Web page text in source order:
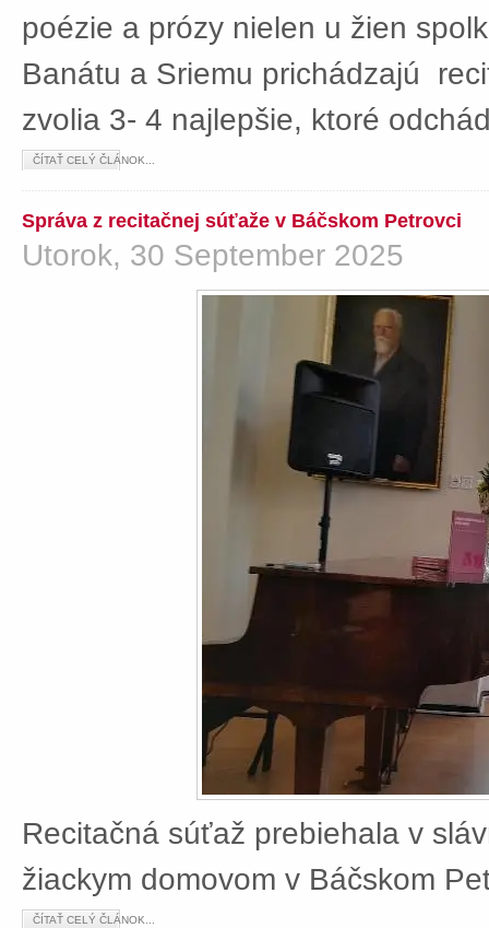
poézie a prózy nielen u žien
Banátu a Sriemu prichádzajú
zvolia 3- 4 najlepšie, ktoré
ČÍTAŤ CELÝ ČLÁNOK...
Správa z recitačnej súťaže v Báčskom Petrovci
Utorok, 30 September 2025
Recitačná súťaž prebiehala v
žiackym domovom v Báčskom
ČÍTAŤ CELÝ ČLÁNOK...